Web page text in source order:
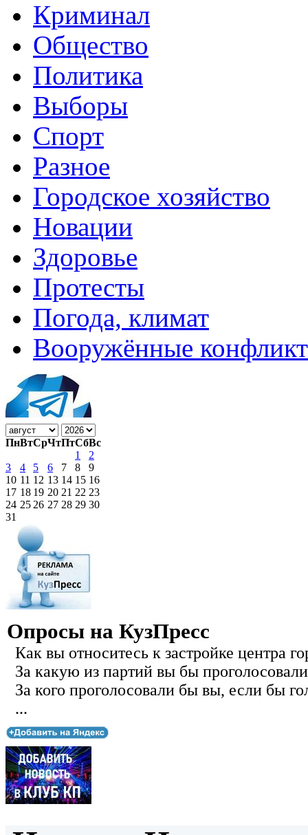
Криминал
Общество
Политика
Выборы
Спорт
Разное
Городское хозяйство
Новации
Здоровье
Протесты
Погода, климат
Вооружённые
ПнВтСрЧтПтСбВс
1
2
3
4 5 6 7 8
9
10 11 12 13 14 15 16
17 18 19 20 21 22 23
24 25 26 27 28 29 30
31
Опросы на КузПресс
Как вы относитесь к застройке центра
За какую из партий вы бы
За кого проголосовали бы вы, если бы
...